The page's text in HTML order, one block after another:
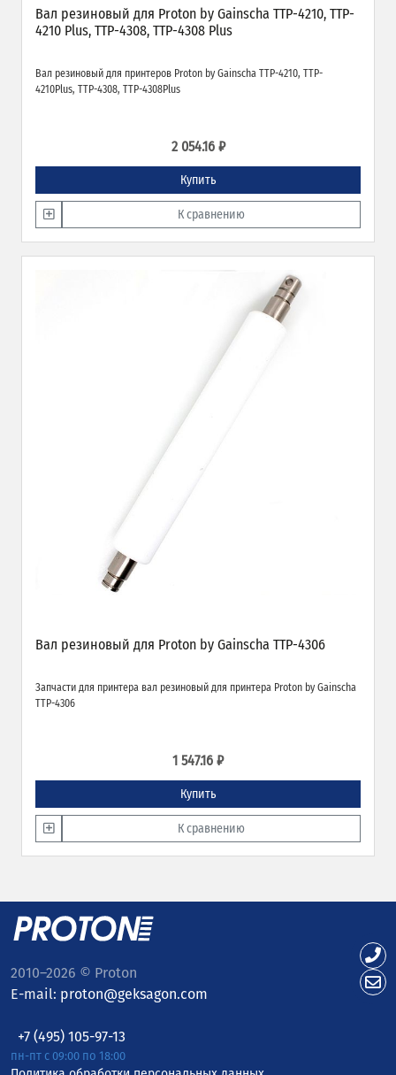
Вал резиновый для Proton by Gainscha TTP-4210, TTP-
4210 Plus, TTP-4308, TTP-4308 Plus
Вал резиновый для принтеров Proton by Gainscha TTP-4210, TTP-
4210Plus, TTP-4308, TTP-4308Plus
2 054.16 ₽
Купить
К сравнению
Вал резиновый для Proton by Gainscha TTP-4306
Запчасти для принтера вал резиновый для принтера Proton by Gainscha
TTP-4306
1 547.16 ₽
Купить
К сравнению
2010–2026 © Proton
E-mail: proton@geksagon.com
+7 (495) 105-97-13
пн-пт с 09:00 по 18:00